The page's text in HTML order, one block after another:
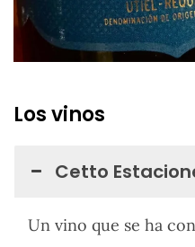
Los vinos
Cetto
Un vino que se ha